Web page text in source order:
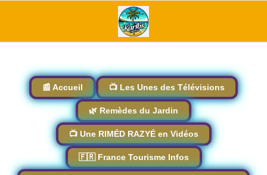
📰 Accueil 📺 Les Unes des Télévisions
🌿 Remèdes du Jardin
📺 Une RIMÉD RAZYÉ en Vidéos
🇫🇷 France Tourisme Infos